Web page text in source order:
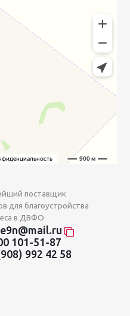
поставщик
для благоустройства
в ДВФО
101-51-87
992 42 58